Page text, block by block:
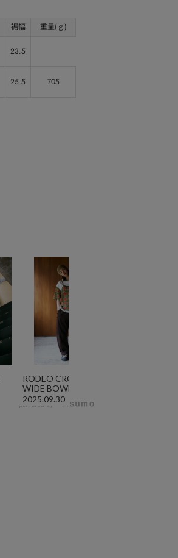
裾幅 重量(ｇ)
23.5
25.5 705
2025.09.30
RODEO CROWNS
WIDE BOWL
powered by